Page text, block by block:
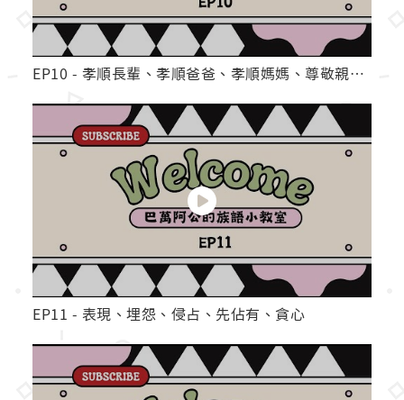
EP10 - 孝順長輩、孝順爸爸、孝順媽媽、尊敬親戚、保護孩子
EP11 - 表現、埋怨、侵占、先佔有、貪心